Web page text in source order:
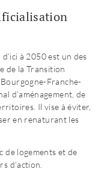
à 2050 est un des
de la Transition
Franche-
d’aménagement, de
Il vise à éviter,
en renaturant les
de logements et de
d’action.